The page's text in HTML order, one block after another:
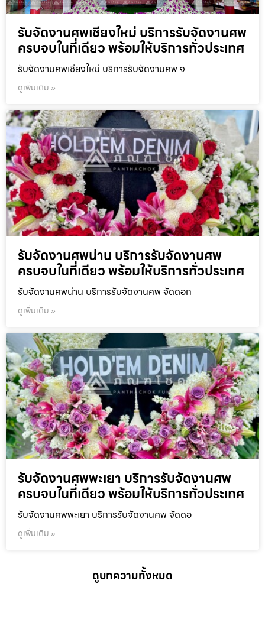
รับจัดงานศพเชียงใหม่ บริการรับจัดงานศพ
ครบจบในที่เดียว พร้อมให้บริการทั่วประเทศ
รับจัดงานศพเชียงใหม่ บริการรับจัดงานศพ จ
ดูเพิ่มเติม »
รับจัดงานศพน่าน บริการรับจัดงานศพ
ครบจบในที่เดียว พร้อมให้บริการทั่วประเทศ
รับจัดงานศพน่าน บริการรับจัดงานศพ จัดดอก
ดูเพิ่มเติม »
รับจัดงานศพพะเยา บริการรับจัดงานศพ
ครบจบในที่เดียว พร้อมให้บริการทั่วประเทศ
รับจัดงานศพพะเยา บริการรับจัดงานศพ จัดดอ
ดูเพิ่มเติม »
ดูบทความทั้งหมด